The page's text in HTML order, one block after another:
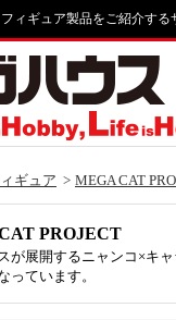
ィギュア製品をご紹介する
ギュア MEGA CAT
PROJECT
が展開するニャンコ×キ
っています。